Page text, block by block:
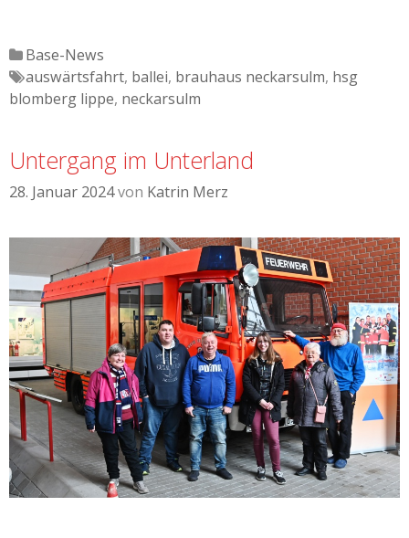
Katgeorien
Base-News
Tags
auswärtsfahrt, ballei, brauhaus neckarsulm, hsg
blomberg lippe, neckarsulm
Untergang im Unterland
28. Januar 2024von Katrin Merz